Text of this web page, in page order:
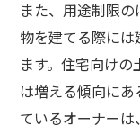
また、用途制限
物を建てる際に
ます。住宅向け
は増える傾向に
ているオーナー